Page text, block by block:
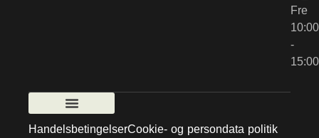
Fre
10:00
-
15:00
HandelsbetingelserCookie- og persondata politik